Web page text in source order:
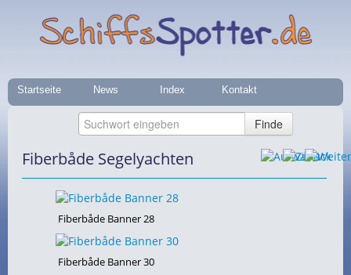
Startseite News Index Kontakt
Fiberbåde Segelyachten
Fiberbåde Banner 28
Fiberbåde Banner 30